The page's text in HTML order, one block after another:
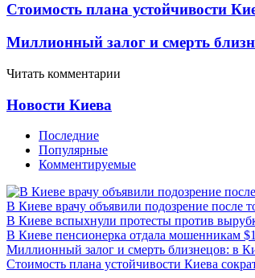
Стоимость плана устойчивости
Миллионный залог и смерть
Читать комментарии
Новости Киева
Последние
Популярные
Комментируемые
В Киеве врачу объявили подозрение после
В Киеве вспыхнули протесты против
В Киеве пенсионерка отдала мошенникам
Миллионный залог и смерть близнецов: в
Стоимость плана устойчивости Киева